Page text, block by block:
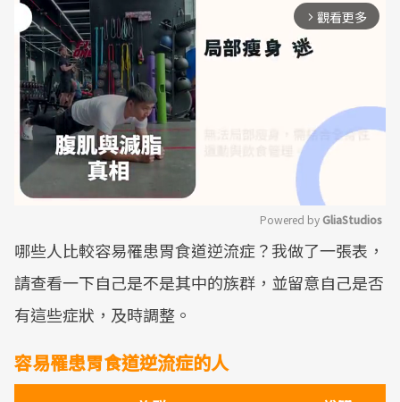
arrow_forward_ios 觀看更多
Mute
Powered by GliaStudios
哪些人比較容易罹患胃食道逆流症？我做了一張表，
請查看一下自己是不是其中的族群，並留意自己是否
有這些症狀，及時調整。
容易罹患胃食道逆流症的人